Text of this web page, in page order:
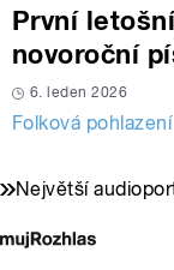
První
novoroční
6. leden 2026
Folková pohlazení
Největší